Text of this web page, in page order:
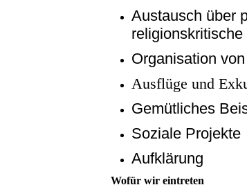
Austausch über
religionskritische
Organisation
Ausflüge und
Gemütliches
Soziale Projekte
Aufklärung
Wofür wir eintreten